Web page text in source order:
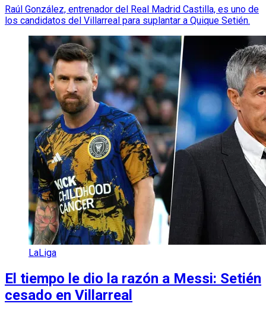
Raúl González, entrenador del Real Madrid Castilla, es uno de
los candidatos del Villarreal para suplantar a Quique Setién.
LaLiga
El tiempo le dio la razón a Messi: Setién
cesado en Villarreal